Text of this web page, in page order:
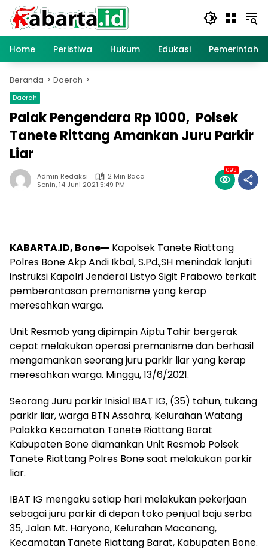
Langsung
konten
Home
Peristiwa Hukum Edukasi
Beranda Daerah
Daerah
Palak Pengendara Rp 1000, Polsek
Tanete Rittang Amankan Juru Parkir
Liar
Admin Redaksi
2 Min Baca
Senin, 14 Juni 2021 5:49 PM
693
KABARTA.ID, Bone— Kapolsek Tanete Riattang
Polres Bone Akp Andi Ikbal, S.Pd.,SH menindak lanjuti
instruksi Kapolri Jenderal Listyo Sigit Prabowo terkait
pemberantasan premanisme yang kerap
meresahkan warga.
Unit Resmob yang dipimpin Aiptu Tahir bergerak
cepat melakukan operasi premanisme dan berhasil
mengamankan seorang juru parkir liar yang kerap
meresahkan warga. Minggu, 13/6/2021.
Seorang Juru parkir Inisial IBAT IG, (35) tahun, tukang
parkir liar, warga BTN Assahra, Kelurahan Watang
Palakka Kecamatan Tanete Riattang Barat
Kabupaten Bone diamankan Unit Resmob Polsek
Tanete Riattang Polres Bone saat melakukan parkir
liar.
IBAT IG mengaku setiap hari melakukan pekerjaan
sebagai juru parkir di depan toko penjual baju serba
35, Jalan Mt. Haryono, Kelurahan Macanang,
Kecamatan Tanete Riattang Barat, Kabupaten Bone.